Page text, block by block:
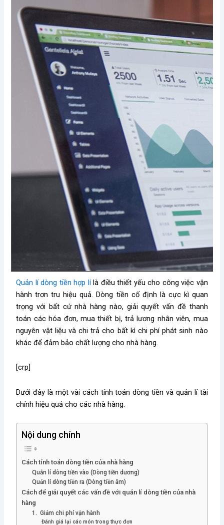
Quản lí dòng tiền hợp lílà điều thiết yếu cho công việc vận
hành trơn tru hiệu quả. Dòng tiền cố định là cực kì quan
trọng với bất cứ nhà hàng nào, giải quyết vấn đề thanh
toán các hóa đơn, mua thiết bị, trả lương nhân viên, mua
nguyên vật liệu và chi trả cho bất kì chi phí phát sinh nào
khác để đảm bảo chất lượng cho nhà hàng.
[crp]
Dưới đây là một vài cách tính toán dòng tiền và quản lí tài
chính hiệu quả cho các nhà hàng.
Nội dung chính
Cách tính toán dòng tiền của nhà hàng
Quản lí dòng tiền vào (Dòng tiền dương)
Quản lí dòng tiền ra (Dòng tiền âm)
Cách để giải quyết các vấn đề với quản lí dòng tiền của nhà
hàng
1. Giảm chi phí vận hành
Đánh giá lại các món trong thực đơn